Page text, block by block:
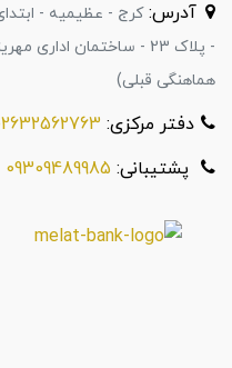
آدرس:کرج - عظیمیه -
هماهنگی قبلی)
دفتر مرکزی:
پشتیبانی: 09309489985